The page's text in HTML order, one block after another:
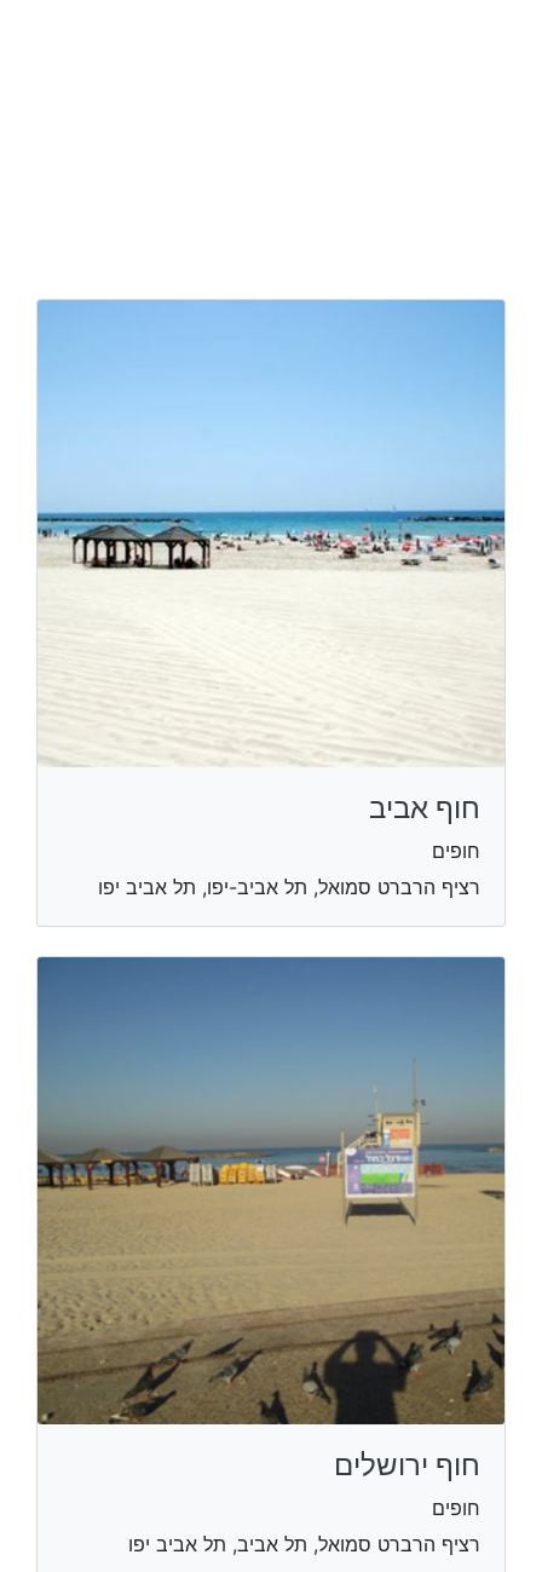
חוף אביב
חופים
רציף הרברט סמואל, תל אביב-יפו, תל אביב יפו
חוף ירושלים
חופים
רציף הרברט סמואל, תל אביב, תל אביב יפו